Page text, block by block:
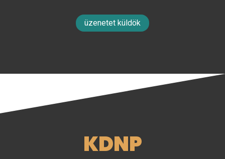
üzenetet küldök
KDNP